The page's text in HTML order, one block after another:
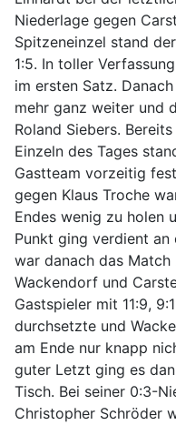
Niederlage gegen
Spitzeneinzel stand
1:5. In toller
im ersten Satz.
mehr ganz weiter und
Roland Siebers.
Einzeln des Tages
Gastteam vorzeitig
gegen Klaus Troche
Endes wenig zu holen
Punkt ging verdient an
war danach das Match
Wackendorf und
Gastspieler mit 11:9,
durchsetzte und
am Ende nur knapp
guter Letzt ging es
Tisch. Bei seiner 0:3-
Christopher Schröder